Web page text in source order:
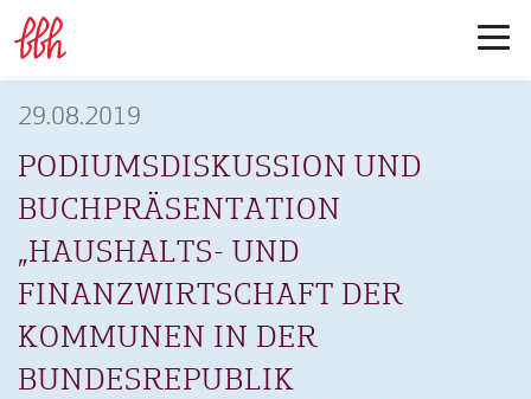
29.08.2019
PODIUMSDISKUSSION UND
BUCHPRÄSENTATION
„HAUSHALTS- UND
FINANZWIRTSCHAFT DER
KOMMUNEN IN DER
BUNDESREPUBLIK